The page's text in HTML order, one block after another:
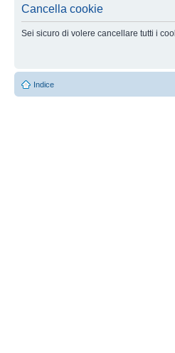
Cancella cookie
Sei sicuro di volere cancellare tutti i
Indice